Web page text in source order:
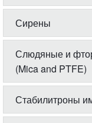
Сирены
Слюдяные и
(Mica and PTFE)
Стабилитроны